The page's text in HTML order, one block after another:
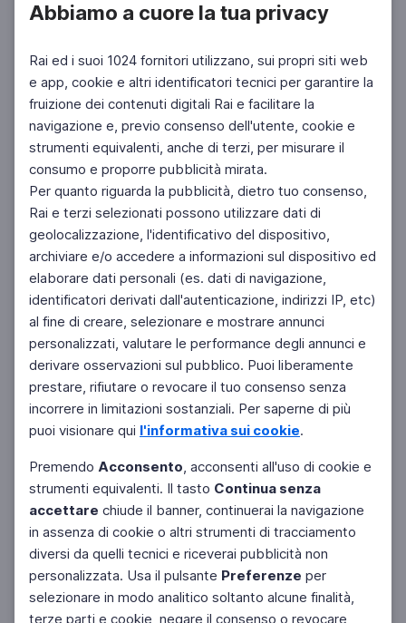
Abbiamo a cuore la tua privacy
Rai ed i suoi 1024 fornitori utilizzano, sui propri siti web
e app, cookie e altri identificatori tecnici per garantire la
fruizione dei contenuti digitali Rai e facilitare la
navigazione e, previo consenso dell'utente, cookie e
strumenti equivalenti, anche di terzi, per misurare il
consumo e proporre pubblicità mirata.
Per quanto riguarda la pubblicità, dietro tuo consenso,
Rai e terzi selezionati possono utilizzare dati di
geolocalizzazione, l'identificativo del dispositivo,
archiviare e/o accedere a informazioni sul dispositivo ed
elaborare dati personali (es. dati di navigazione,
identificatori derivati dall'autenticazione, indirizzi IP, etc)
al fine di creare, selezionare e mostrare annunci
personalizzati, valutare le performance degli annunci e
derivare osservazioni sul pubblico. Puoi liberamente
prestare, rifiutare o revocare il tuo consenso senza
incorrere in limitazioni sostanziali. Per saperne di più
puoi visionare qui l'informativa sui cookie.
Premendo Acconsento, acconsenti all'uso di cookie e
strumenti equivalenti. Il tasto Continua senza
accettare chiude il banner, continuerai la navigazione
in assenza di cookie o altri strumenti di tracciamento
diversi da quelli tecnici e riceverai pubblicità non
personalizzata. Usa il pulsante Preferenze per
selezionare in modo analitico soltanto alcune finalità,
terze parti e cookie, negare il consenso o revocare
Facebook Twitter Instagram